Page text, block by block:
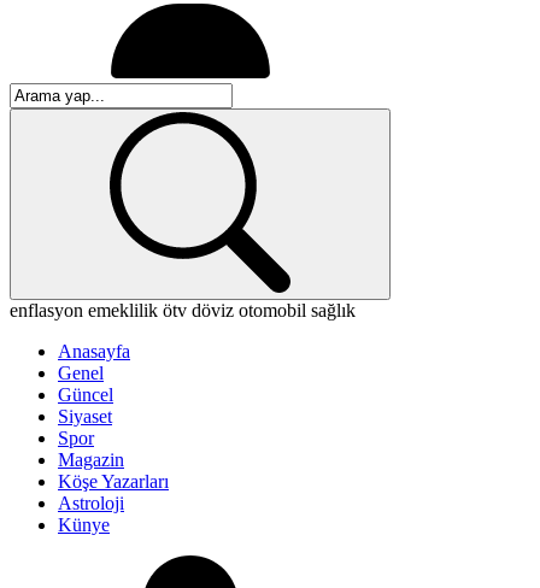
enflasyon emeklilik ötv döviz otomobil sağlık
Anasayfa
Genel
Güncel
Siyaset
Spor
Magazin
Köşe Yazarları
Astroloji
Künye